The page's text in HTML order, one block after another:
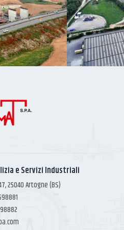
e Servizi Industriali
25040 Artogne (BS)